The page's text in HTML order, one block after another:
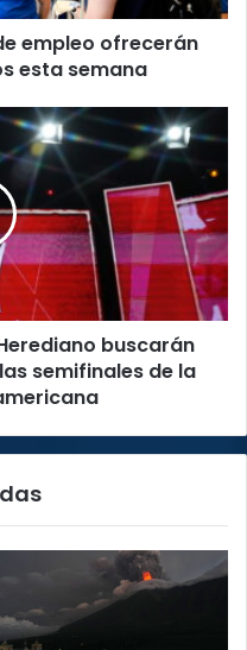
empleo ofrecerán
esta semana
buscarán
semifinales de la